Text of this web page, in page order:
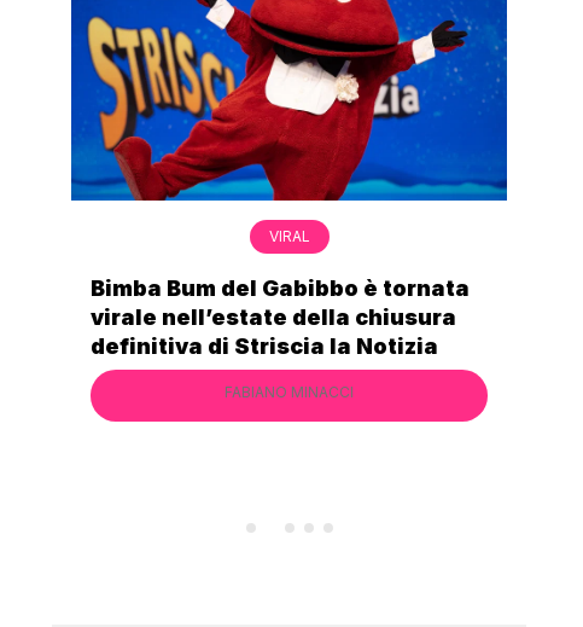
VIRAL
Bimba Bum del Gabibbo è tornata
virale nell’estate della chiusura
definitiva di Striscia la Notizia
FABIANO MINACCI